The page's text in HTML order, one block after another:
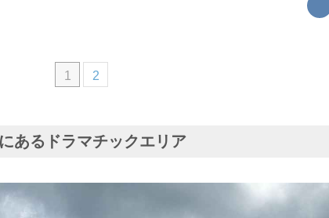
1 2
あるドラマチックエリア